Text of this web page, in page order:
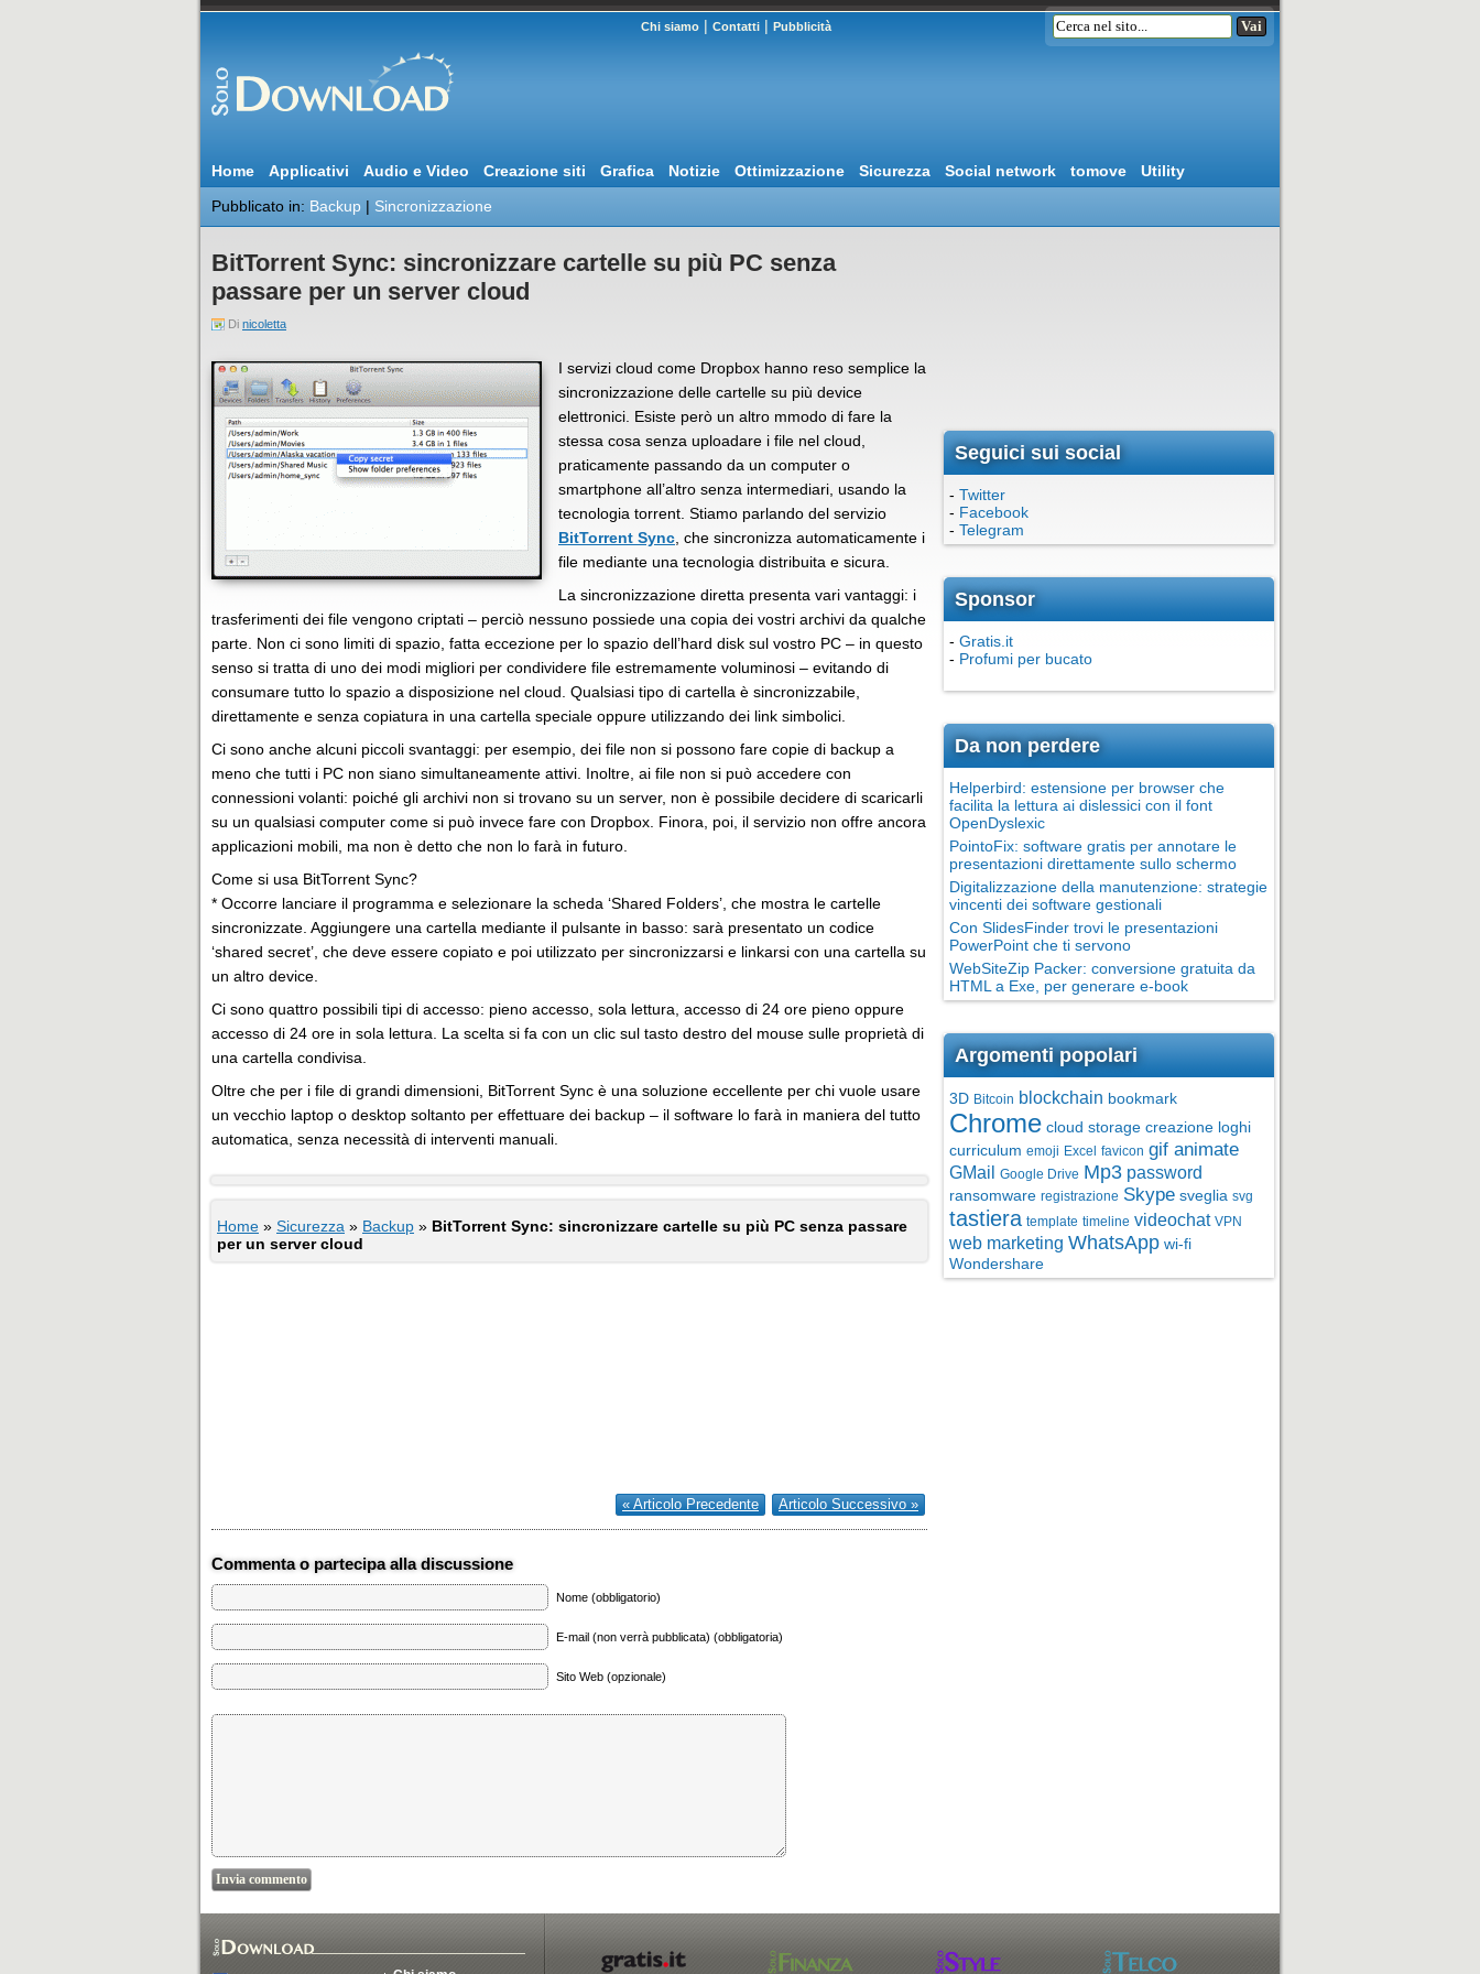
Chi siamo | Contatti | Pubblicità
Home Applicativi Audio e Video Creazione siti Grafica Notizie Ottimizzazione Sicurezza Social network tomove
Utility
Pubblicato in: Backup | Sincronizzazione
BitTorrent Sync: sincronizzare cartelle su più PC senza
passare per un server cloud
Di nicoletta
I servizi cloud come Dropbox hanno reso semplice la
sincronizzazione delle cartelle su più device
elettronici. Esiste però un altro mmodo di fare la
stessa cosa senza uploadare i file nel cloud,
praticamente passando da un computer o
smartphone all’altro senza intermediari, usando la
tecnologia torrent. Stiamo parlando del servizio
BitTorrent Sync , che sincronizza automaticamente i
file mediante una tecnologia distribuita e sicura.
La sincronizzazione diretta presenta vari vantaggi: i
trasferimenti dei file vengono criptati – perciò nessuno possiede una copia dei vostri archivi da qualche
parte. Non ci sono limiti di spazio, fatta eccezione per lo spazio dell’hard disk sul vostro PC – in questo
senso si tratta di uno dei modi migliori per condividere file estremamente voluminosi – evitando di
consumare tutto lo spazio a disposizione nel cloud. Qualsiasi tipo di cartella è sincronizzabile,
direttamente e senza copiatura in una cartella speciale oppure utilizzando dei link simbolici.
Ci sono anche alcuni piccoli svantaggi: per esempio, dei file non si possono fare copie di backup a
meno che tutti i PC non siano simultaneamente attivi. Inoltre, ai file non si può accedere con
connessioni volanti: poiché gli archivi non si trovano su un server, non è possibile decidere di scaricarli
su un qualsiasi computer come si può invece fare con Dropbox. Finora, poi, il servizio non offre ancora
applicazioni mobili, ma non è detto che non lo farà in futuro.
Come si usa BitTorrent Sync?
* Occorre lanciare il programma e selezionare la scheda ‘Shared Folders’, che mostra le cartelle
sincronizzate. Aggiungere una cartella mediante il pulsante in basso: sarà presentato un codice
‘shared secret’, che deve essere copiato e poi utilizzato per sincronizzarsi e linkarsi con una cartella su
un altro device.
Ci sono quattro possibili tipi di accesso: pieno accesso, sola lettura, accesso di 24 ore pieno oppure
accesso di 24 ore in sola lettura. La scelta si fa con un clic sul tasto destro del mouse sulle proprietà di
una cartella condivisa.
Oltre che per i file di grandi dimensioni, BitTorrent Sync è una soluzione eccellente per chi vuole usare
un vecchio laptop o desktop soltanto per effettuare dei backup – il software lo farà in maniera del tutto
automatica, senza necessità di interventi manuali.
Home » Sicurezza » Backup » BitTorrent Sync: sincronizzare cartelle su più PC senza passare
per un server cloud
« Articolo Precedente Articolo Successivo »
Commenta o partecipa alla discussione
Nome (obbligatorio)
E-mail (non verrà pubblicata) (obbligatoria)
Sito Web (opzionale)
Seguici sui social
- Twitter
- Facebook
- Telegram
Sponsor
- Gratis.it
- Profumi per bucato
Da non perdere
Helperbird: estensione per browser che
facilita la lettura ai dislessici con il font
OpenDyslexic
PointoFix: software gratis per annotare le
presentazioni direttamente sullo schermo
Digitalizzazione della manutenzione: strategie
vincenti dei software gestionali
Con SlidesFinder trovi le presentazioni
PowerPoint che ti servono
WebSiteZip Packer: conversione gratuita da
HTML a Exe, per generare e-book
Argomenti popolari
3D Bitcoin blockchain bookmark
Chrome cloud storage creazione loghi
curriculum emoji Excel favicon gif animate
GMail Google Drive Mp3 password
ransomware registrazione Skype sveglia svg
tastiera template timeline videochat VPN
web marketing WhatsApp wi-fi
Wondershare